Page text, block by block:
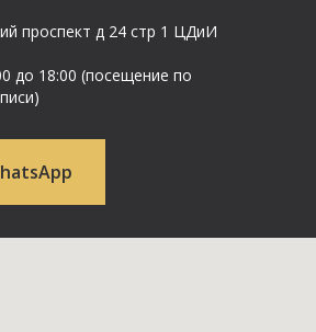
проспект д 24 стр 1 ЦДиИ
до 18:00 (посещение по